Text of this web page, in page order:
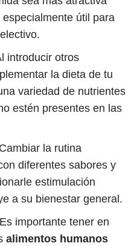
útil para
introducir otros
la dieta de tu
variedad de nutrientes
estén presentes en las
la rutina
diferentes sabores y
estimulación
a su bienestar general.
importante tener en
alimentos humanos